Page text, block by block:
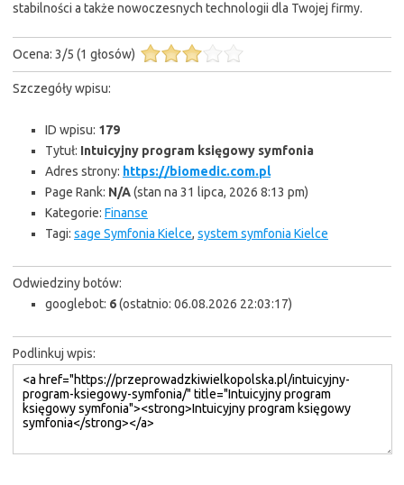
stabilności a także nowoczesnych technologii dla Twojej firmy.
Ocena: 3/5 (1 głosów)
Szczegóły wpisu:
ID wpisu: 179
Tytuł: Intuicyjny program księgowy symfonia
Adres strony: https://biomedic.com.pl
Page Rank: N/A(stan na 31 lipca, 2026 8:13 pm)
Kategorie: Finanse
Tagi: sage Symfonia Kielce, system symfonia Kielce
Odwiedziny botów:
googlebot: 6(ostatnio: 06.08.2026 22:03:17)
Podlinkuj wpis: